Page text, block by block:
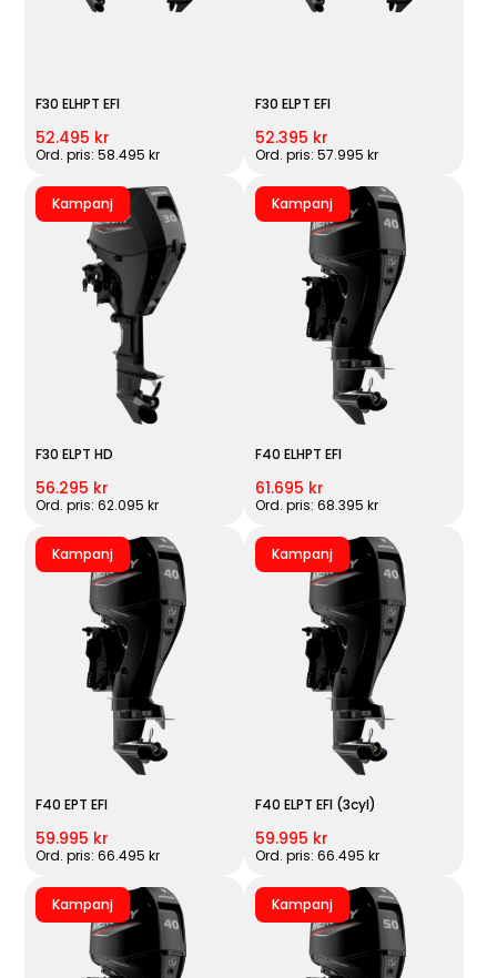
F30 ELHPT EFI
52.495 kr
Ord. pris: 58.495 kr
F30 ELPT EFI
52.395 kr
Ord. pris: 57.995 kr
Kampanj
F30 ELPT HD
56.295 kr
Ord. pris: 62.095 kr
Kampanj
F40 ELHPT EFI
61.695 kr
Ord. pris: 68.395 kr
Kampanj
F40 EPT EFI
59.995 kr
Ord. pris: 66.495 kr
Kampanj
F40 ELPT EFI (3cyl)
59.995 kr
Ord. pris: 66.495 kr
Kampanj Kampanj